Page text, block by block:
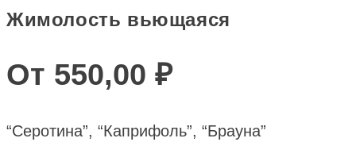
Жимолость вьющаяся
От 550,00 ₽
“Серотина”, “Каприфоль”, “Брауна”